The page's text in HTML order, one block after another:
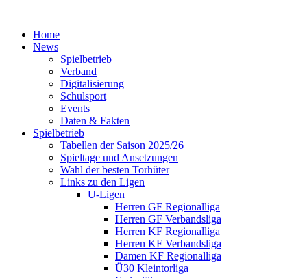
Home
News
Spielbetrieb
Verband
Digitalisierung
Schulsport
Events
Daten & Fakten
Spielbetrieb
Tabellen der Saison 2025/26
Spieltage und Ansetzungen
Wahl der besten Torhüter
Links zu den Ligen
U-Ligen
Herren GF Regionalliga
Herren GF Verbandsliga
Herren KF Regionalliga
Herren KF Verbandsliga
Damen KF Regionalliga
Ü30 Kleintorliga